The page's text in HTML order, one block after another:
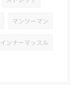
マンツーマン
インナーマッスル